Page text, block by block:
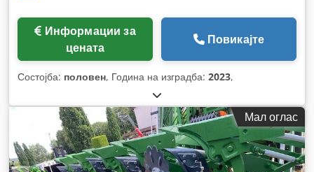
цената
Повикајте
Состојба: половен, Година на изградба: 2023,
Мал оглас